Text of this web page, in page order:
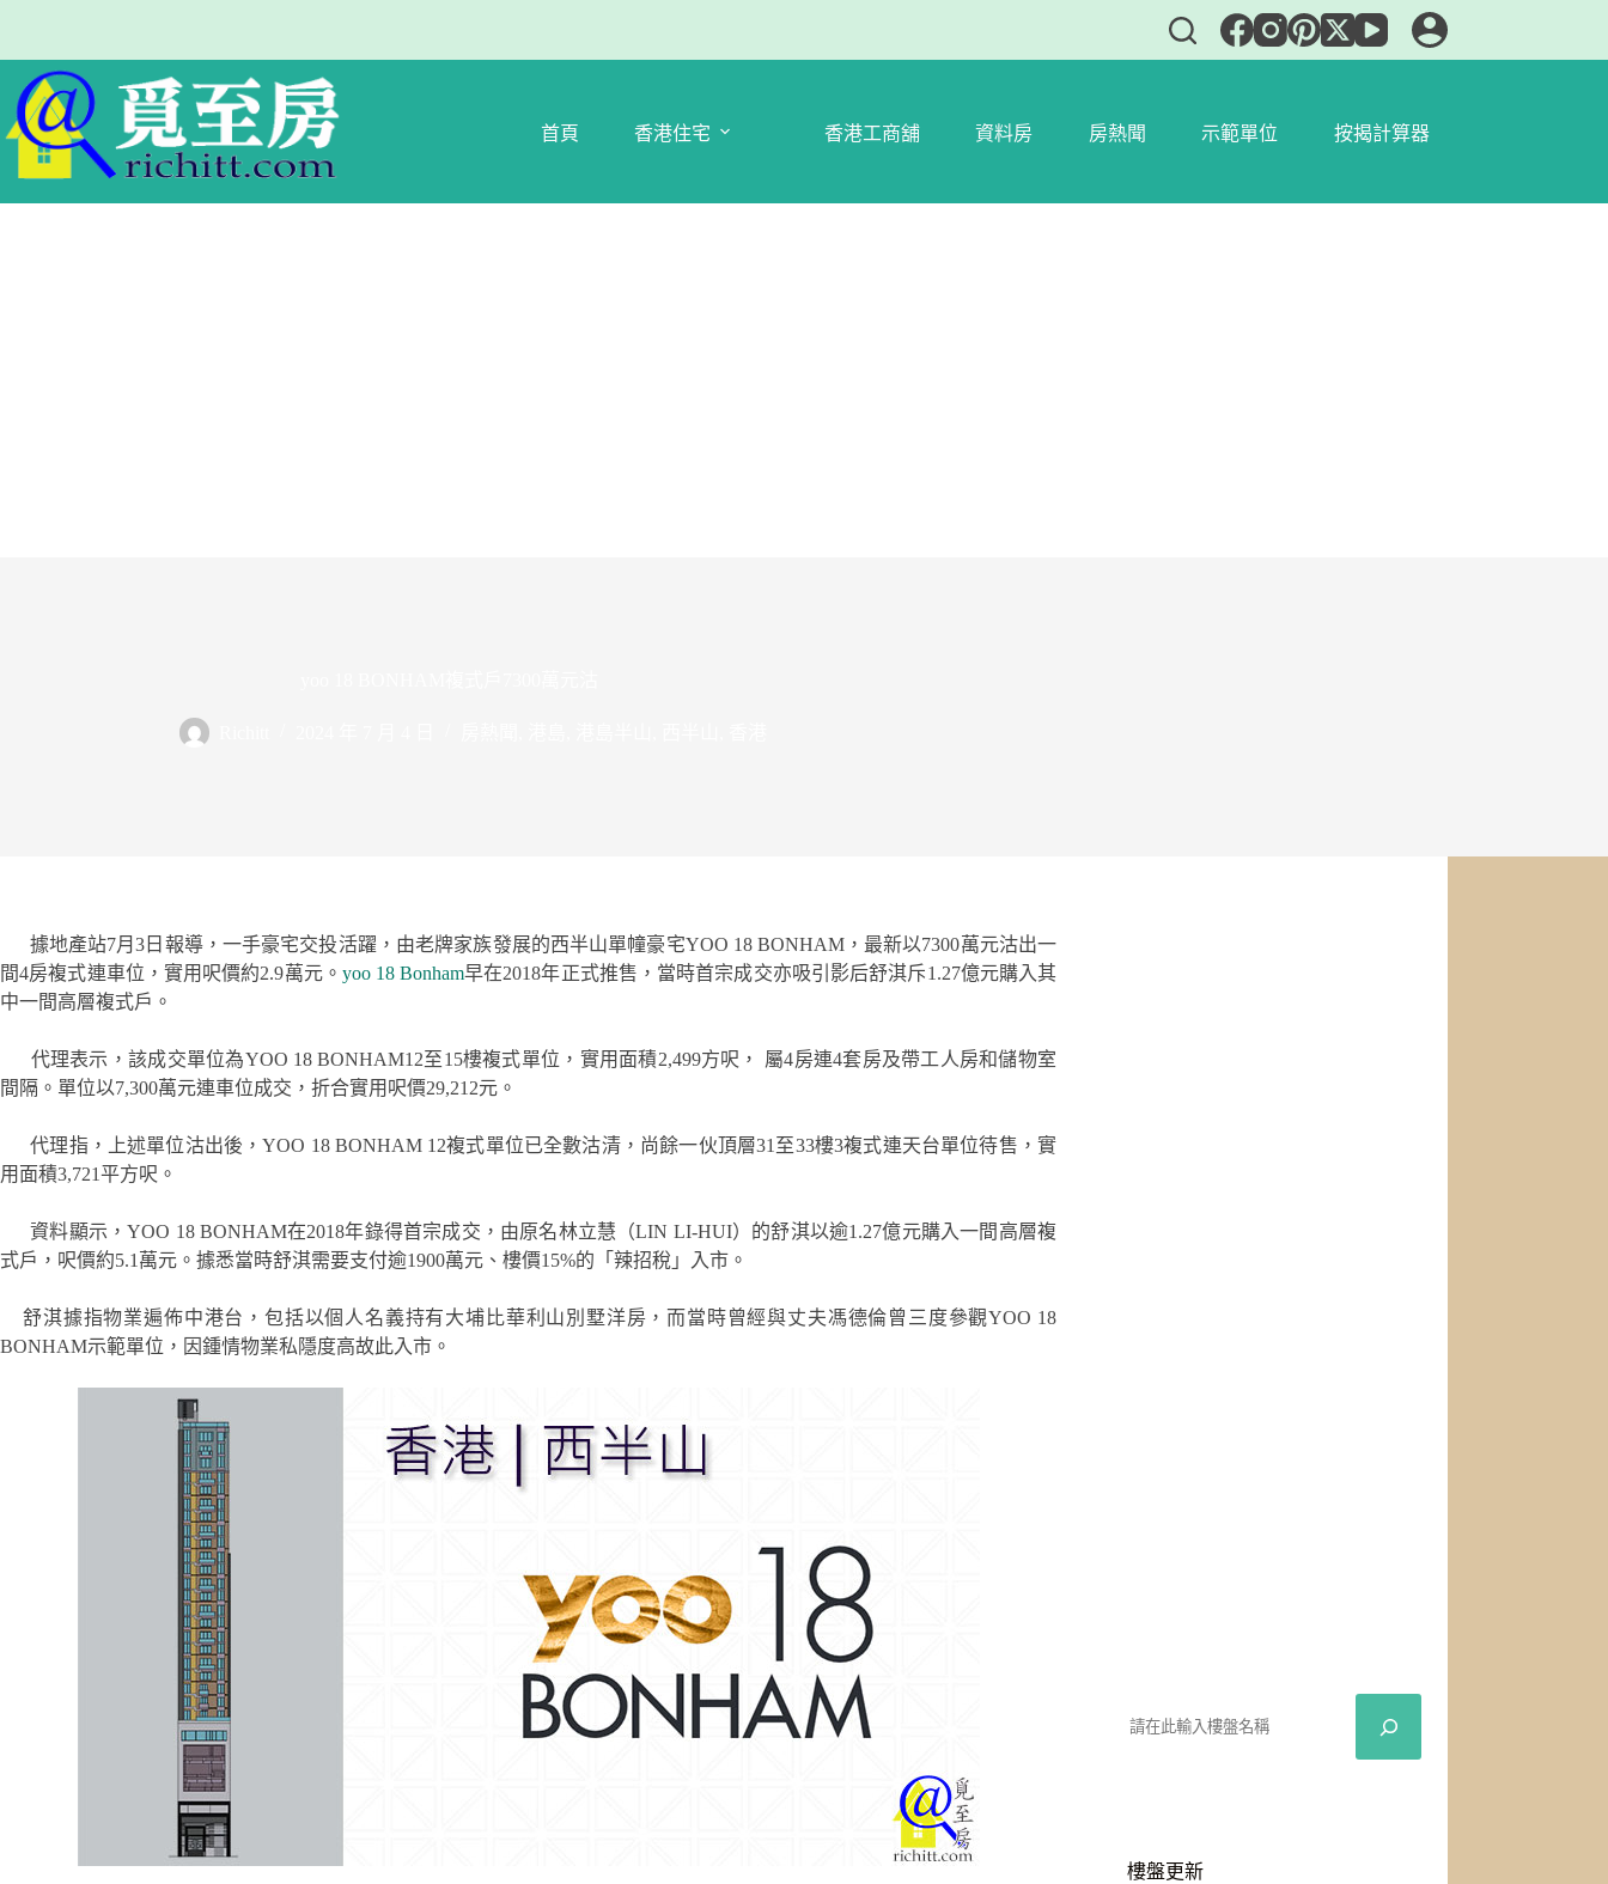
首頁 香港住宅 香港工商舖 資料房 房熱聞 示範單位 按揭計算器
據地產站7月3日報導，一手豪宅交投活躍，由老牌家族發展的西半山單幢豪宅YOO 18 BONHAM，最新以7300萬元沽出一
間4房複式連車位，實用呎價約2.9萬元。 yoo 18 Bonham早在2018年正式推售，當時首宗成交亦吸引影后舒淇斥1.27億元購入其
中一間高層複式戶。
代理表示，該成交單位為YOO 18 BONHAM12至15樓複式單位，實用面積2,499方呎， 屬4房連4套房及帶工人房和儲物室
間隔。單位以7,300萬元連車位成交，折合實用呎價29,212元。
代理指，上述單位沽出後，YOO 18 BONHAM 12複式單位已全數沽清，尚餘一伙頂層31至33樓3複式連天台單位待售，實
用面積3,721平方呎。
資料顯示，YOO 18 BONHAM在2018年錄得首宗成交，由原名林立慧（LIN LI-HUI）的舒淇以逾1.27億元購入一間高層複
式戶，呎價約5.1萬元。據悉當時舒淇需要支付逾1900萬元、樓價15%的「辣招稅」入市。
舒淇據指物業遍佈中港台，包括以個人名義持有大埔比華利山別墅洋房，而當時曾經與丈夫馮德倫曾三度參觀YOO 18
BONHAM示範單位，因鍾情物業私隱度高故此入市。
樓盤更新